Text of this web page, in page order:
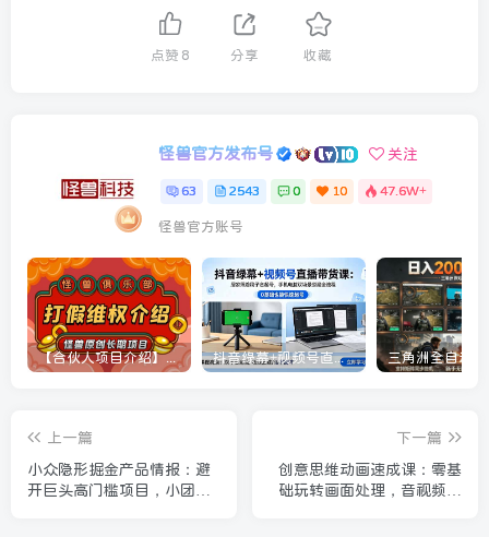
点赞 8 分享 收藏
怪兽官方发布号 关注
63 2543 0 10 47.6W+
怪兽官方账号
【合伙人项目介绍】打假维权项目介绍 抖音绿幕+视频号直播带货课：居家照着稿子念起号，手机电脑双场景搭建全流程
上一篇
小众隐形掘金产品情报：避
开巨头高门槛项目，小团队
下一篇
创意思维动画速成课：零基
础玩转画面处理，音视频全